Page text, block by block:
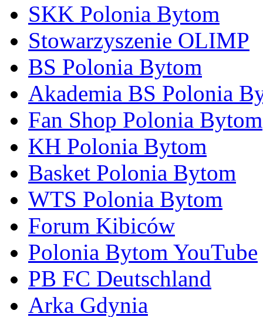
SKK Polonia Bytom
Stowarzyszenie OLIMP
BS Polonia Bytom
Akademia BS Polonia
Fan Shop Polonia Bytom
KH Polonia Bytom
Basket Polonia Bytom
WTS Polonia Bytom
Forum Kibiców
Polonia Bytom YouTube
PB FC Deutschland
Arka Gdynia